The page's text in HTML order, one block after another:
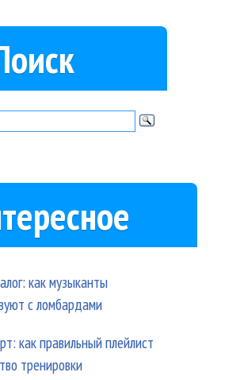
как музыканты
с ломбардами
как правильный плейлист
тренировки